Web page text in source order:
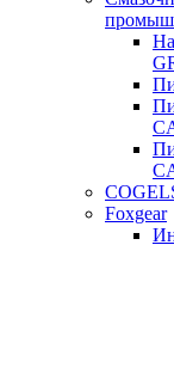
Foxgear